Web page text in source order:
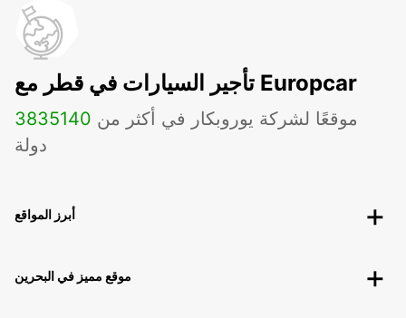
تأجير السيارات في قطر مع Europcar
3835 موقعًا لشركة يوروبكار في أكثر من 140
دولة
أبرز المواقع
موقع مميز في البحرين